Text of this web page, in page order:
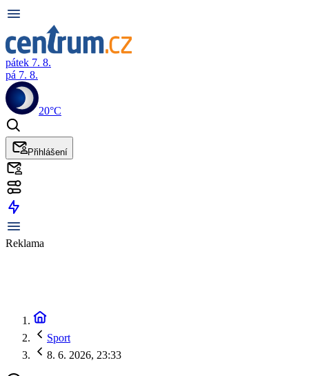
pátek 7. 8.
pá 7. 8.
20°C
Přihlášení
Reklama
Sport
8. 6. 2026, 23:33